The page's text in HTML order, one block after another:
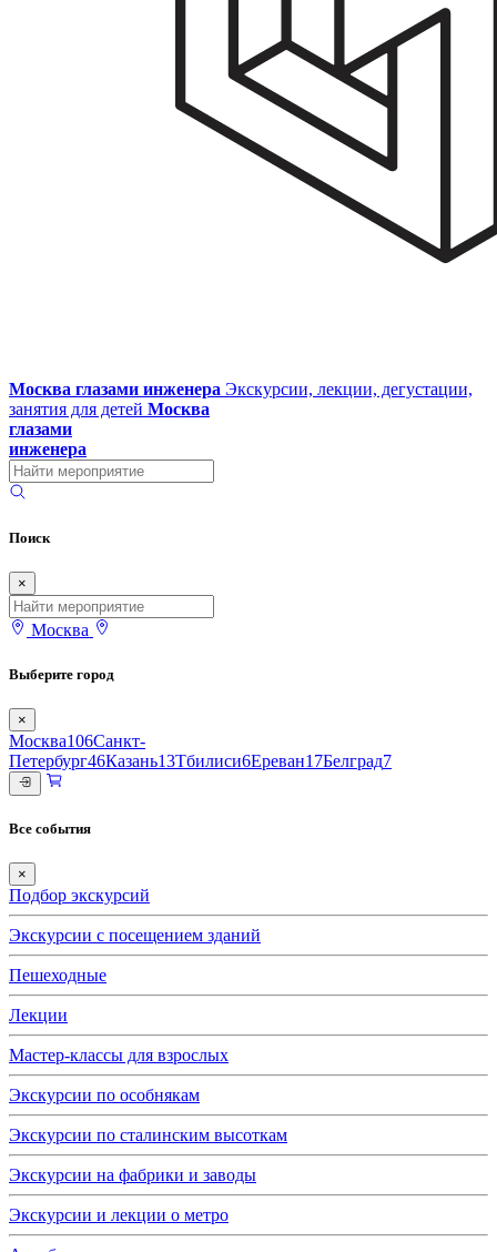
Москва глазами инженера Экскурсии, лекции, дегустации,
занятия для детей Москва
глазами
инженера
Поиск
×
Москва
Выберите город
×
Москва106Санкт-
Петербург46Казань13Тбилиси6Ереван17Белград7
Все события
×
Подбор экскурсий
Экскурсии с посещением зданий
Пешеходные
Лекции
Мастер-классы для взрослых
Экскурсии по особнякам
Экскурсии по сталинским высоткам
Экскурсии на фабрики и заводы
Экскурсии и лекции о метро